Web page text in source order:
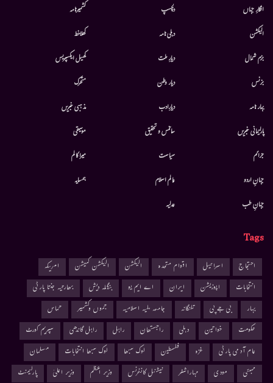
افکارِ جہاں
الیکشن
بزم شمال
بزنس
بہار نامہ
پارلیمانی خبریں
جرائم
جہانِ اردو
جہانِ طب
دلچسپ
دہلی نامہ
دیارِ ملت
دیار وطن
دیارِادب
سائنس و تحقیق
سیاست
عالم اسلام
عدلیہ
کشمیرنامہ
کھلاخط
کھیل ایکسپریس
متحرك
مذہبی خبریں
موسيقى
میرا کالم
ہمسایہ
Tags
احتجاج اسرائیل اقوام متحدہ الیکشن الیکشن کمیشن
امریکہ
انتخابات
اپوزیشن ایران اے ایم یو بنگلہ دیش
بھارتیہ جنتا پارٹی
بہار
بی جے پی تلنگانہ جامعہ ملیہ اسلامیہ جموں وکشمیر
حماس
حکومت
خواتین دہلی راجستھان راہل راہل گاندھی
سپریم کورٹ
عام آدمی پارٹی
غزہ فلسطین لوک سبھا لوک سبھا انتخابات
مسلمان
ممبئی
مودی مہاراشٹر نیشنل کانفرنس وزیر اعظم وزیر اعلیٰ پارلیمنٹ